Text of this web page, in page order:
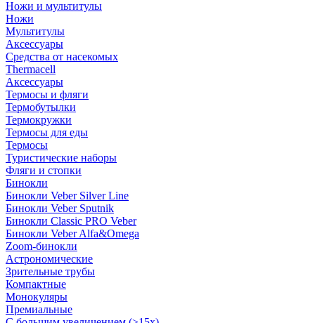
Ножи и мультитулы
Ножи
Мультитулы
Аксессуары
Средства от насекомых
Thermacell
Аксессуары
Термосы и фляги
Термобутылки
Термокружки
Термосы для еды
Термосы
Туристические наборы
Фляги и стопки
Бинокли
Бинокли Veber Silver Line
Бинокли Veber Sputnik
Бинокли Classic PRO Veber
Бинокли Veber Alfa&Omega
Zoom-бинокли
Астрономические
Зрительные трубы
Компактные
Монокуляры
Премиальные